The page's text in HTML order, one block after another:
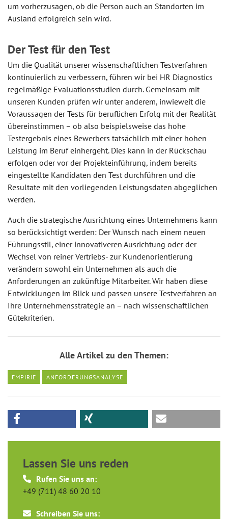
um vorherzusagen, ob die Person auch an Standorten im
Ausland erfolgreich sein wird.
Der Test für den Test
Um die Qualität unserer wissenschaftlichen Testverfahren
kontinuierlich zu verbessern, führen wir bei HR Diagnostics
regelmäßige Evaluationsstudien durch. Gemeinsam mit
unseren Kunden prüfen wir unter anderem, inwieweit die
Voraussagen der Tests für beruflichen Erfolg mit der Realität
übereinstimmen – ob also beispielsweise das hohe
Testergebnis eines Bewerbers tatsächlich mit einer hohen
Leistung im Beruf einhergeht. Dies kann in der Rückschau
erfolgen oder vor der Projekteinführung, indem bereits
eingestellte Kandidaten den Test durchführen und die
Resultate mit den vorliegenden Leistungsdaten abgeglichen
werden.
Auch die strategische Ausrichtung eines Unternehmens kann
so berücksichtigt werden: Der Wunsch nach einem neuen
Führungsstil, einer innovativeren Ausrichtung oder der
Wechsel von reiner Vertriebs- zur Kundenorientierung
verändern sowohl ein Unternehmen als auch die
Anforderungen an zukünftige Mitarbeiter. Wir haben diese
Entwicklungen im Blick und passen unsere Testverfahren an
Ihre Unternehmensstrategie an – nach wissenschaftlichen
Gütekriterien.
Alle Artikel zu den Themen:
EMPIRIE ANFORDERUNGSANALYSE
Lassen Sie uns reden
Rufen Sie uns an:
+49 (711) 48 60 20 10
Schreiben Sie uns: